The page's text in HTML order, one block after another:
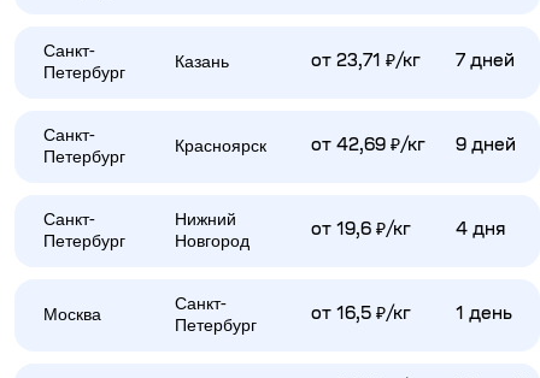
Санкт-
Петербург
Казань от 23,71 ₽/кг 7 дней
Санкт-
Петербург
Красноярск от 42,69 ₽/кг 9 дней
Санкт-
Петербург
Нижний
Новгород
от 19,6 ₽/кг 4 дня
Москва
Санкт-
Петербург
от 16,5 ₽/кг 1 день